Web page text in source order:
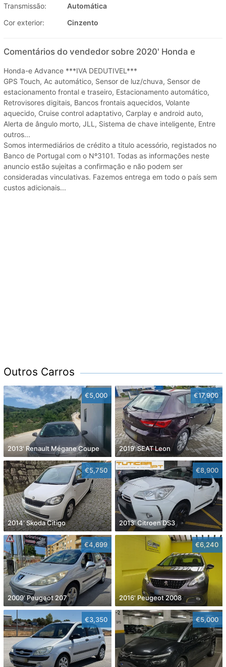
Transmissão:
Automática
Cor exterior:
Cinzento
Comentários do vendedor sobre 2020' Honda e
Honda-e Advance ***IVA DEDUTIVEL***
GPS Touch, Ac automático, Sensor de luz/chuva, Sensor de
estacionamento frontal e traseiro, Estacionamento automático,
Retrovisores digitais, Bancos frontais aquecidos, Volante
aquecido, Cruise control adaptativo, Carplay e android auto,
Alerta de ângulo morto, JLL, Sistema de chave inteligente, Entre
outros...
Somos intermediários de crédito a titulo acessório, registados no
Banco de Portugal com o Nº3101. Todas as informações neste
anuncio estão sujeitas a confirmação e não podem ser
consideradas vinculativas. Fazemos entrega em todo o país sem
custos adicionais...
Outros Carros
€5,000
2013' Renault Mégane Coupe
€17,900
2019' SEAT Leon
€5,750
2014' Skoda Citigo
€8,900
2013' Citroen DS3
€4,699
2009' Peugeot 207
€6,240
2016' Peugeot 2008
€3,350 €5,000